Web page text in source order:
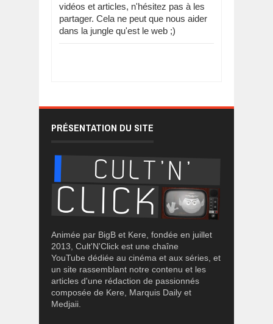
vidéos et articles, n'hésitez pas à les
partager. Cela ne peut que nous aider
dans la jungle qu'est le web ;)
PRÉSENTATION DU SITE
Animée par BigB et Kere, fondée en juillet
2013, Cult'N'Click est une chaîne
YouTube dédiée au cinéma et aux séries, et
un site rassemblant notre contenu et les
articles d'une rédaction de passionnés
composée de Kere, Marquis Daily et
Medjaii.